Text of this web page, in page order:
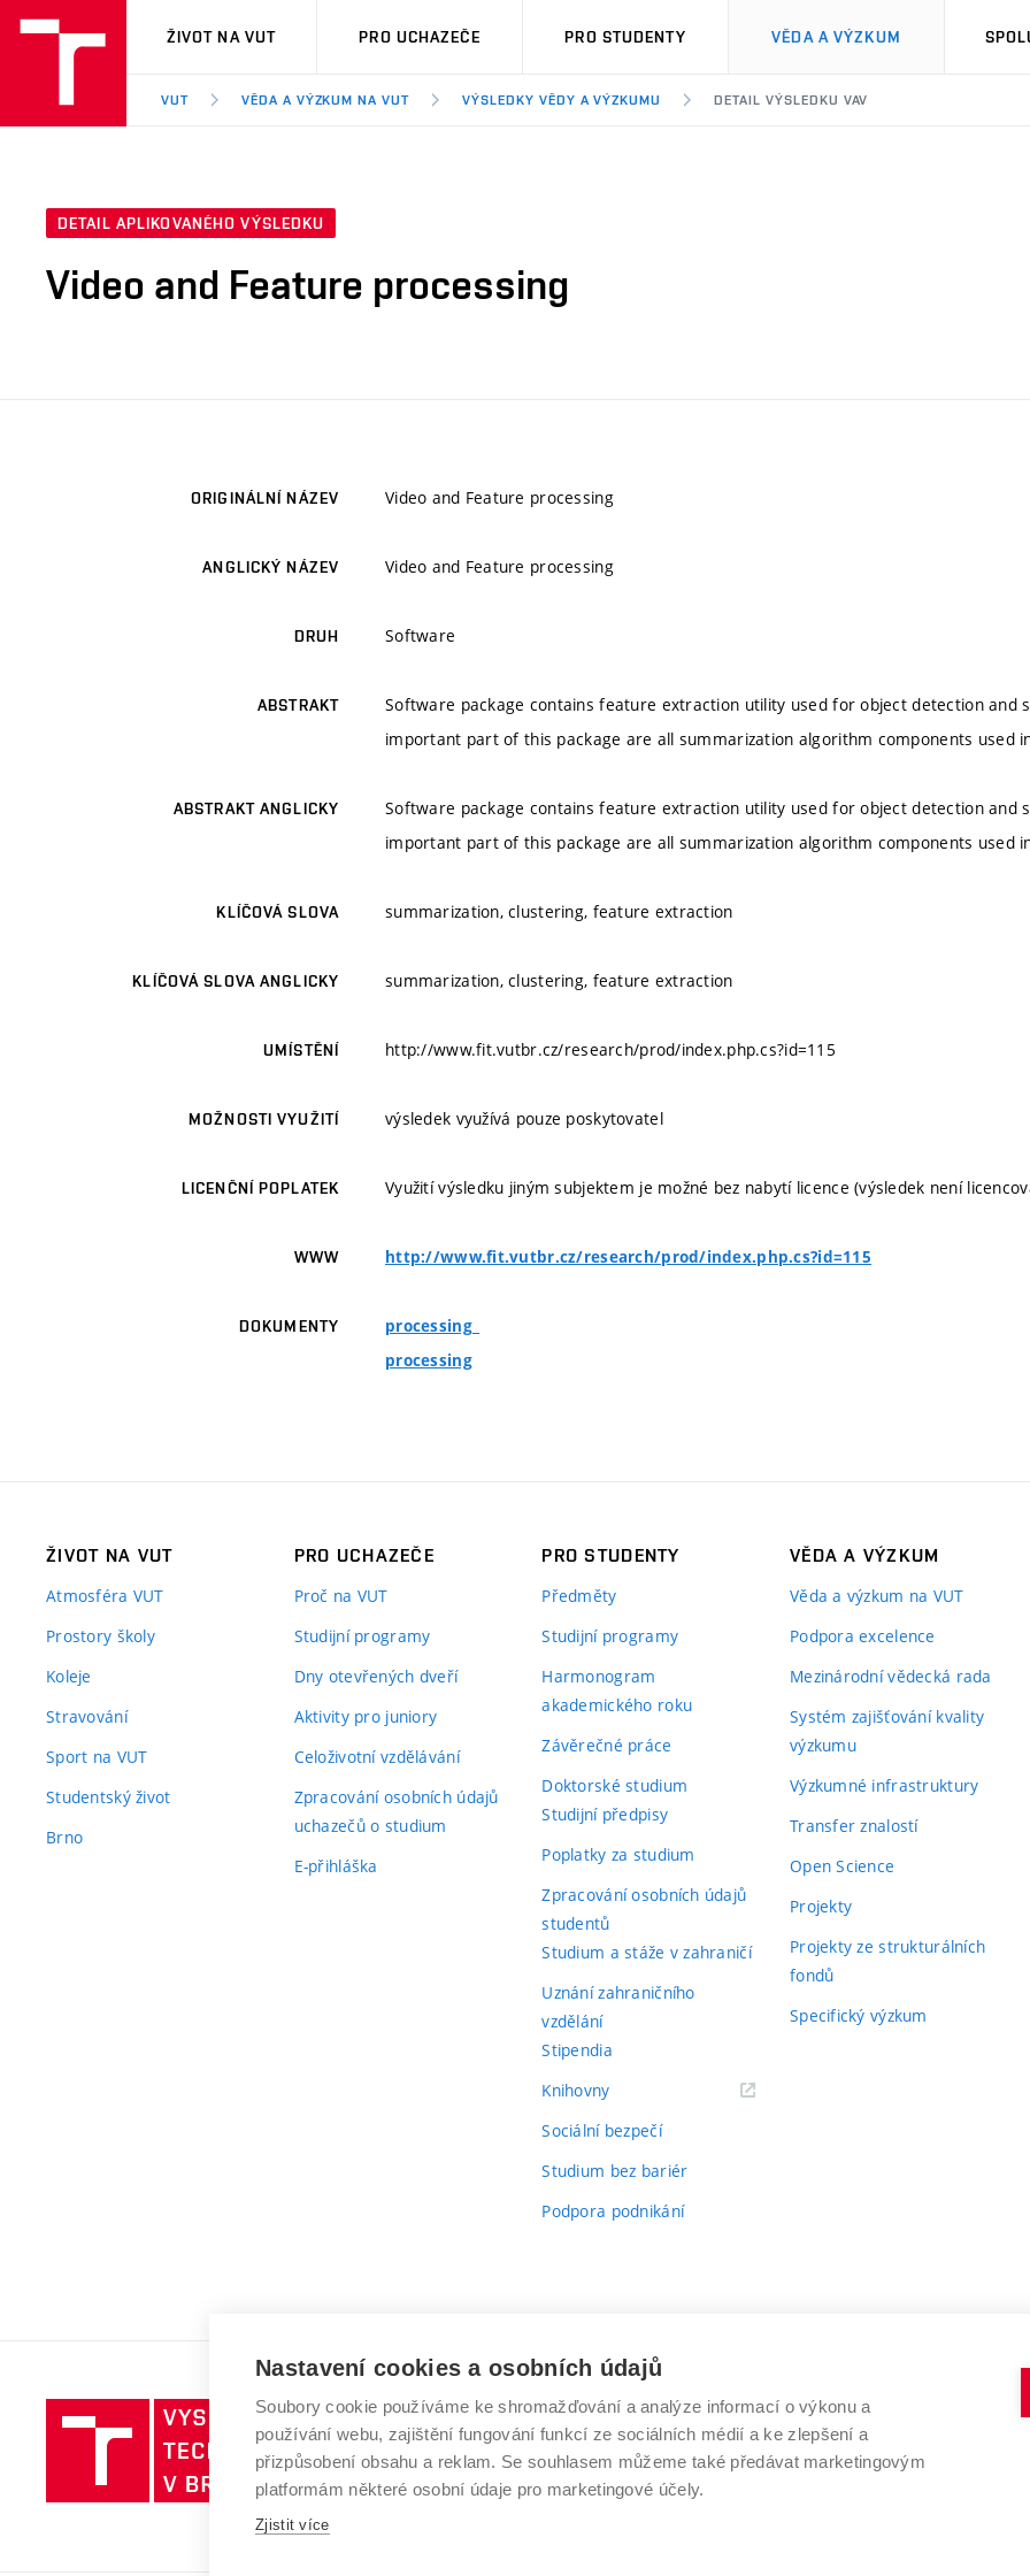
VUT
ŽIVOT NA VUT PRO UCHAZEČE PRO STUDENTY VĚDA A VÝZKUM
VUT VĚDA A VÝZKUM NA VUT VÝSLEDKY VĚDY A VÝZKUMU DETAIL VÝSLEDKU VAV
DETAIL APLIKOVANÉHO VÝSLEDKU
Video and Feature processing
ORIGINÁLNÍ NÁZEV Video and Feature processing
ANGLICKÝ NÁZEV Video and Feature processing
DRUH Software
ABSTRAKT
Software package contains feature extraction utility used for object detection and
important part of this package are all summarization algorithm components used
ABSTRAKT ANGLICKY
Software package contains feature extraction utility used for object detection and
important part of this package are all summarization algorithm components used
KLÍČOVÁ SLOVA summarization, clustering, feature extraction
KLÍČOVÁ SLOVA ANGLICKY summarization, clustering, feature extraction
UMÍSTĚNÍ http://www.fit.vutbr.cz/research/prod/index.php.cs?id=115
MOŽNOSTI VYUŽITÍ výsledek využívá pouze poskytovatel
LICENČNÍ POPLATEK Využití výsledku jiným subjektem je možné bez nabytí licence (výsledek není
WWW http://www.fit.vutbr.cz/research/prod/index.php.cs?id=115
DOKUMENTY
processing_
processing
ŽIVOT NA VUT
Atmosféra VUT
Prostory školy
Koleje
Stravování
Sport na VUT
Studentský život
Brno
PRO UCHAZEČE
Proč na VUT
Studijní programy
Dny otevřených dveří
Aktivity pro juniory
Celoživotní vzdělávání
Zpracování osobních údajů
uchazečů o studium
E-přihláška
PRO STUDENTY
Předměty
Studijní programy
Harmonogram
akademického roku
Závěrečné práce
Doktorské studium
Studijní předpisy
Poplatky za studium
Zpracování osobních údajů
studentů
Studium a stáže v zahraničí
Uznání zahraničního
vzdělání
Stipendia
Knihovny(externí
Sociální bezpečí
Studium bez bariér
Podpora podnikání
VĚDA A VÝZKUM
Věda a výzkum na VUT
Podpora excelence
Mezinárodní vědecká rada
Systém zajišťování kvality
výzkumu
Výzkumné infrastruktury
Transfer znalostí
Open Science
Projekty
Projekty ze strukturálních
fondů
Specifický výzkum
Vysoké
učení
technické
v
VYSOKÉ UČENÍ TECHNICKÉ V BRNĚ
Antonínská 548/1
602 00 Brno
www.vut.cz
Nastavení cookies a osobních údajů
Soubory cookie používáme ke shromažďování a analýze informací o výkonu a
používání webu, zajištění fungování funkcí ze sociálních médií a ke zlepšení a
přizpůsobení obsahu a reklam. Se souhlasem můžeme také předávat marketingovým
platformám některé osobní údaje pro marketingové účely.
Zjistit více